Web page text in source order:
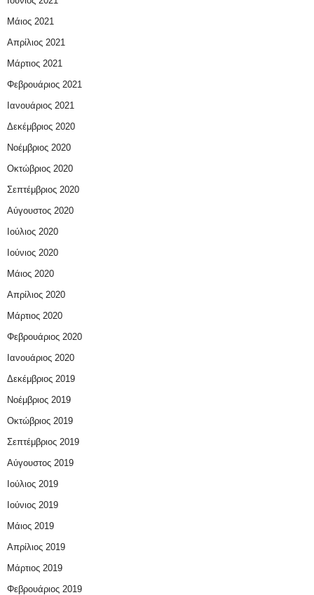
Μάιος 2021
Απρίλιος 2021
Μάρτιος 2021
Φεβρουάριος 2021
Ιανουάριος 2021
Δεκέμβριος 2020
Νοέμβριος 2020
Οκτώβριος 2020
Σεπτέμβριος 2020
Αύγουστος 2020
Ιούλιος 2020
Ιούνιος 2020
Μάιος 2020
Απρίλιος 2020
Μάρτιος 2020
Φεβρουάριος 2020
Ιανουάριος 2020
Δεκέμβριος 2019
Νοέμβριος 2019
Οκτώβριος 2019
Σεπτέμβριος 2019
Αύγουστος 2019
Ιούλιος 2019
Ιούνιος 2019
Μάιος 2019
Απρίλιος 2019
Μάρτιος 2019
Φεβρουάριος 2019